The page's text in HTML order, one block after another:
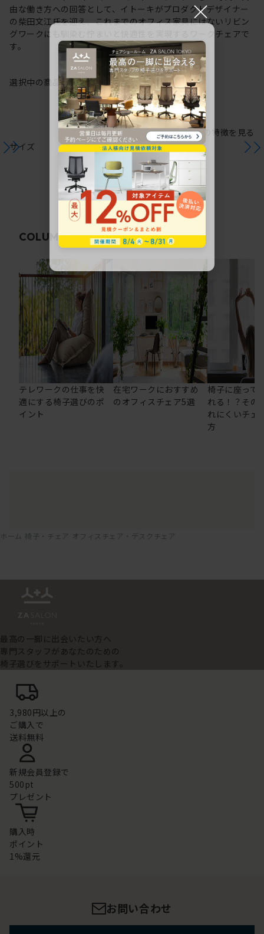
由な働き方への回答として、イトーキがプロダクトデザイナー
の柴田文江氏を迎え、これまでのオフィス家具にはないリビン
グワークにも馴染む佇まいと快適性を実現するワークチェアで
す。
選択中の商品情報保証注意事項
サイズ
シリーズの特徴を見る
COLUMN関連コラム
テレワークの仕事を快
適にする椅子選びのポ
イント
在宅ワークにおすすめ
のオフィスチェア5選
椅子に座って
れる！？その
れにくいチェ
方
ホーム 椅子・チェア オフィスチェア・デスクチェア
最高の一脚に出会いたい方へ
専門スタッフがあなたのための
椅子選びをサポートいたします。
3,980円以上の
ご購入で
送料無料
新規会員登録で
500pt
プレゼント
購入時
ポイント
1%還元
お問い合わせ
×